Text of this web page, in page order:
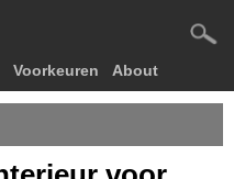
Voorkeuren About